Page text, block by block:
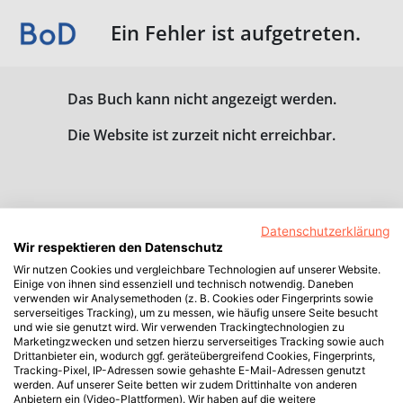
Ein Fehler ist aufgetreten.
Das Buch kann nicht angezeigt werden.
Die Website ist zurzeit nicht erreichbar.
Datenschutzerklärung
Wir respektieren den Datenschutz
Wir nutzen Cookies und vergleichbare Technologien auf unserer Website.
Einige von ihnen sind essenziell und technisch notwendig. Daneben
verwenden wir Analysemethoden (z. B. Cookies oder Fingerprints sowie
serverseitiges Tracking), um zu messen, wie häufig unsere Seite besucht
und wie sie genutzt wird. Wir verwenden Trackingtechnologien zu
Marketingzwecken und setzen hierzu serverseitiges Tracking sowie auch
Drittanbieter ein, wodurch ggf. geräteübergreifend Cookies, Fingerprints,
Tracking-Pixel, IP-Adressen sowie gehashte E-Mail-Adressen genutzt
werden. Auf unserer Seite betten wir zudem Drittinhalte von anderen
Anbietern ein (Video-Plattformen). Wir haben auf die weitere